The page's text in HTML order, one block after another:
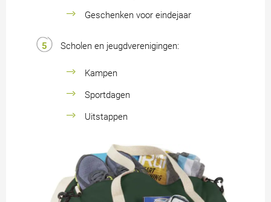
Geschenken voor eindejaar
Scholen en jeugdverenigingen:
Kampen
Sportdagen
Uitstappen